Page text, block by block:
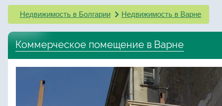
Недвижимость в Болгарии Недвижимость в Варне
Коммерческое помещение в Варне